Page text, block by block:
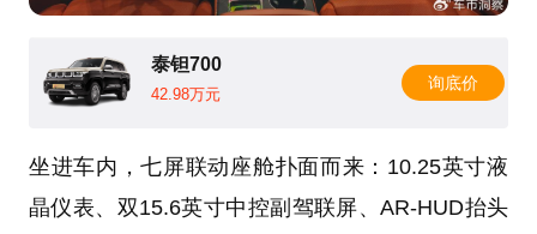
泰钽700
42.98万元
询底价
坐进车内，七屏联动座舱扑面而来：10.25英寸液
晶仪表、双15.6英寸中控副驾联屏、AR-HUD抬头